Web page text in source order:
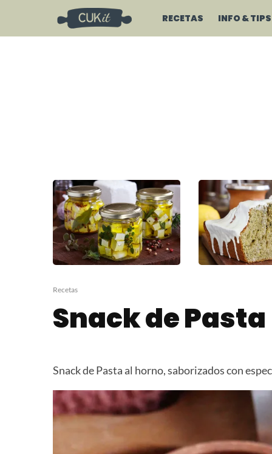
RECETAS INFO & TIPS
Recetas
Snack de Pasta
Snack de Pasta al horno, saborizados con